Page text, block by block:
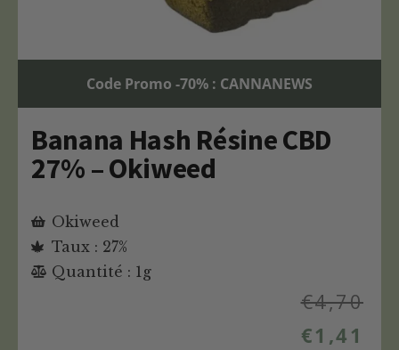
Code Promo -70% : CANNANEWS
Banana Hash Résine CBD
27% – Okiweed
Okiweed
Taux : 27%
Quantité : 1g
€4,70
€1,41